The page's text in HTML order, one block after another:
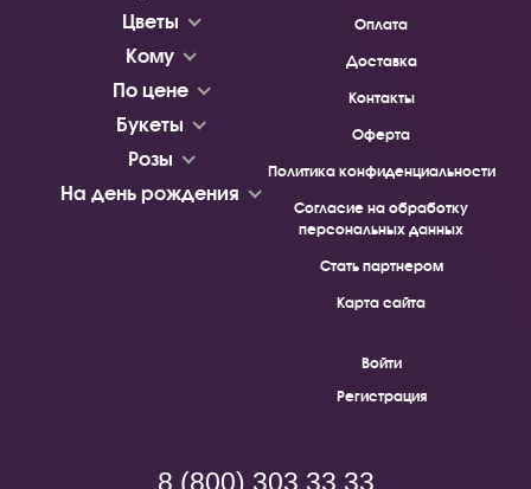
Цветы
Кому
По цене
Букеты
Розы
На день рождения
Оплата
Доставка
Контакты
Оферта
Политика конфиденциальности
Согласие на обработку
персональных данных
Стать партнером
Карта сайта
Войти
Регистрация
8 (800) 303 33 33